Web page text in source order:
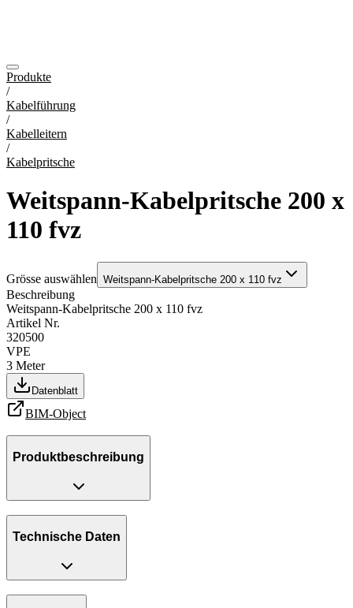
Produkte
/
Kabelführung
/
Kabelleitern
/
Kabelpritsche
Weitspann-Kabelpritsche 200 x
110 fvz
Grösse auswählen Weitspann-Kabelpritsche 200 x 110 fvz
Beschreibung
Weitspann-Kabelpritsche 200 x 110 fvz
Artikel Nr.
320500
VPE
3 Meter
Datenblatt
BIM-Object
Produktbeschreibung
Technische Daten